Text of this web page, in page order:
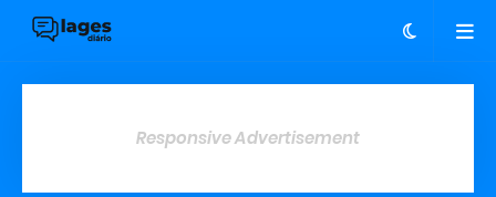
Responsive Advertisement